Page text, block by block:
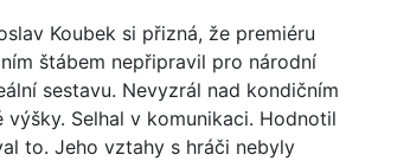
Koubek si přizná, že premiéru
štábem nepřipravil pro národní
sestavu. Nevyzrál nad kondičním
Selhal v komunikaci. Hodnotil
to. Jeho vztahy s hráči nebyly